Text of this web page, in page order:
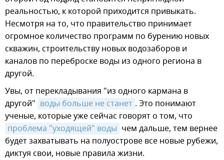
реальностью, к которой приходится привыкать.
Несмотря на то, что правительство принимает
огромное количество программ по бурению новых
скважин, строительству новых водозаборов и
каналов по переброске воды из одного региона в
другой.
Увы, от перекладывания "из одного кармана в
другой" воды больше не станет . Это понимают
ученые, которые уже сейчас говорят о том, что
проблема "уходящей" воды чем дальше, тем вернее
будет захватывать на полуострове все новые рубежи,
диктуя свои, новые правила жизни.